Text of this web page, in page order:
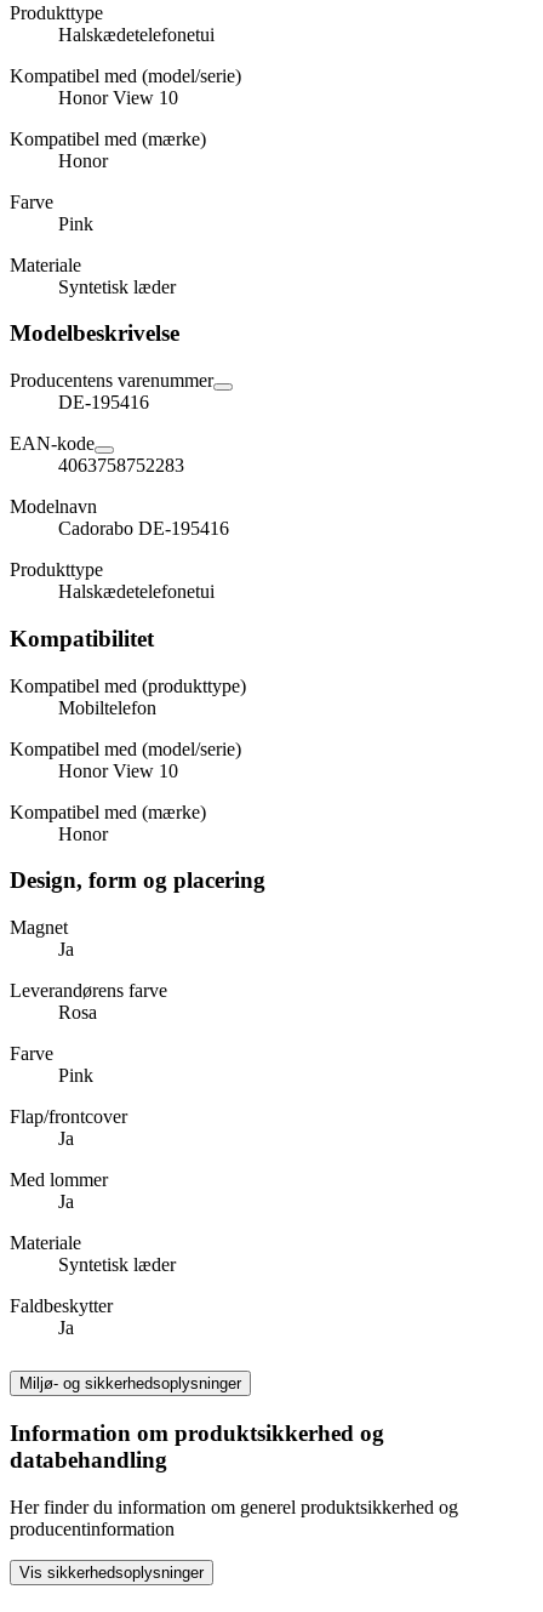
Produkttype
Halskædetelefonetui
Kompatibel med (model/serie)
Honor View 10
Kompatibel med (mærke)
Honor
Farve
Pink
Materiale
Syntetisk læder
Modelbeskrivelse
Producentens varenummer
DE-195416
EAN-kode
4063758752283
Modelnavn
Cadorabo DE-195416
Produkttype
Halskædetelefonetui
Kompatibilitet
Kompatibel med (produkttype)
Mobiltelefon
Kompatibel med (model/serie)
Honor View 10
Kompatibel med (mærke)
Honor
Design, form og placering
Magnet
Ja
Leverandørens farve
Rosa
Farve
Pink
Flap/frontcover
Ja
Med lommer
Ja
Materiale
Syntetisk læder
Faldbeskytter
Ja
Miljø- og sikkerhedsoplysninger
Information om produktsikkerhed og
databehandling
Her finder du information om generel produktsikkerhed og
producentinformation
Vis sikkerhedsoplysninger